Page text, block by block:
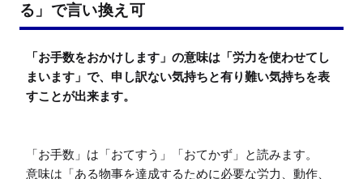
る」で言い換え可
「お手数をおかけします」の意味は「労力を使わせてし
まいます」で、申し訳ない気持ちと有り難い気持ちを表
すことが出来ます。
「お手数」は「おてすう」「おてかず」と読みます。
意味は「ある物事を達成するために必要な労力、動作、